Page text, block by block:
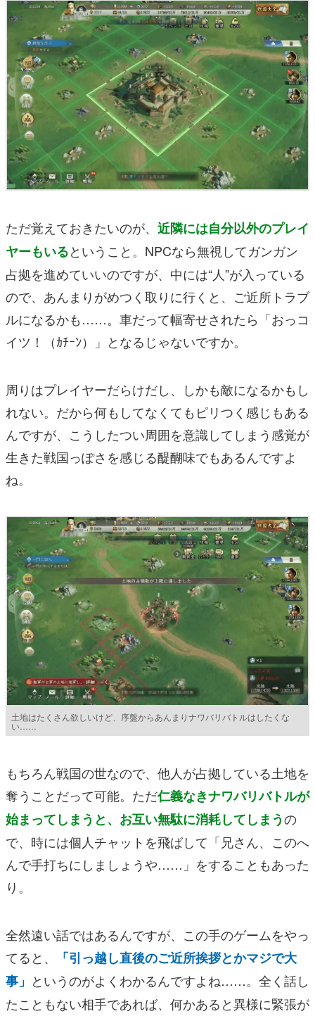
ただ覚えておきたいのが、 近隣には自分以外のプレイ
ヤーもいるということ。NPCなら無視してガンガン
占拠を進めていいのですが、中には“人”が入っている
ので、あんまりがめつく取りに行くと、ご近所トラブ
ルになるかも……。車だって幅寄せされたら「おっコ
イツ！（ｶﾁｰﾝ）」となるじゃないですか。
周りはプレイヤーだらけだし、しかも敵になるかもし
れない。だから何もしてなくてもピリつく感じもある
んですが、こうしたつい周囲を意識してしまう感覚が
生きた戦国っぽさを感じる醍醐味でもあるんですよ
ね。
土地はたくさん欲しいけど、序盤からあんまりナワバリバトルはしたくな
い……
もちろん戦国の世なので、他人が占拠している土地を
奪うことだって可能。ただ仁義なきナワバリバトルが
始まってしまうと、お互い無駄に消耗してしまうの
で、時には個人チャットを飛ばして「兄さん、このへ
んで手打ちにしましょうや……」をすることもあった
り。
全然遠い話ではあるんですが、この手のゲームをやっ
てると、
「引っ越し直後のご近所挨拶とかマジで大
事」 というのがよくわかるんですよね……。全く話し
たこともない相手であれば、何かあると異様に緊張が